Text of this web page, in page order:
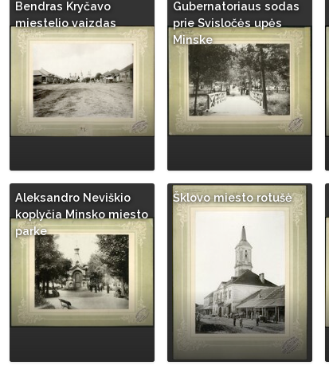
Bendras Kryčavo
miestelio vaizdas
Gubernatoriaus sodas
prie Svisločės upės
Minske
Aleksandro Neviškio
koplyčia Minsko miesto
parke
Šklovo miesto rotušė